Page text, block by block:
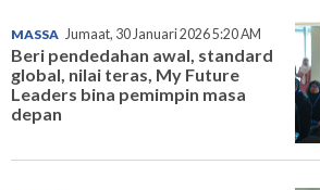
MASSA Jumaat, 30 Januari 2026 5:20 AM
Beri pendedahan awal, standard
global, nilai teras, My Future
Leaders bina pemimpin masa
depan